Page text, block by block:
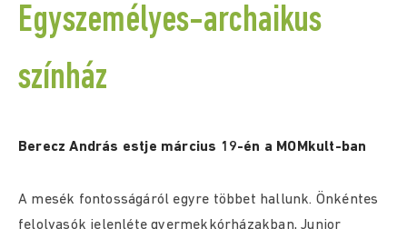
Egyszemélyes-archaikus
színház
Berecz András estje március 19-én a MOMkult-ban
A mesék fontosságáról egyre többet hallunk. Önkéntes
felolvasók jelenléte gyermekkórházakban, Junior